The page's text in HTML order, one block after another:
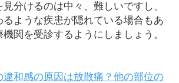
分けるのは中々、難しいですし、
るような疾患が隠れている場合もあ
関を受診するようにしましょう。
違和感の原因は放散痛？他の部位の